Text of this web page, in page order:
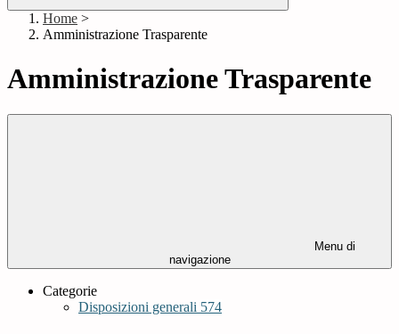
Home >
Amministrazione Trasparente
Amministrazione Trasparente
Menu di
navigazione
Categorie
Disposizioni generali 574